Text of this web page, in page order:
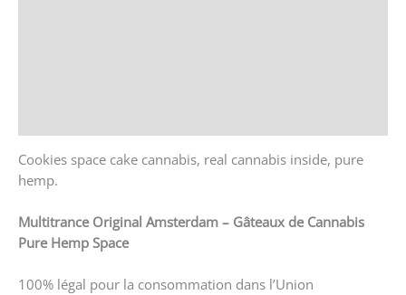
Cookies space cake cannabis, real cannabis inside, pure
hemp.
Multitrance Original Amsterdam – Gâteaux de Cannabis
Pure Hemp Space
100% légal pour la consommation dans l’Union